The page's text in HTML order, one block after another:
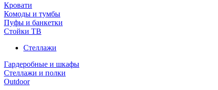
Кровати
Комоды и тумбы
Пуфы и банкетки
Стойки ТВ
Стеллажи
Гардеробные и шкафы
Стеллажи и полки
Outdoor